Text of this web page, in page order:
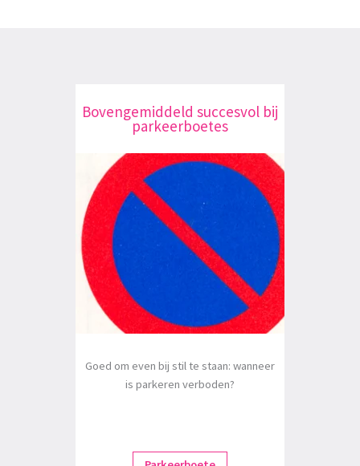
Bovengemiddeld succesvol bij
parkeerboetes
Goed om even bij stil te staan: wanneer
is parkeren verboden?